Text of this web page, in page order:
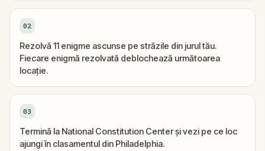
02
Rezolvă 11 enigme ascunse pe străzile din jurul tău.
Fiecare enigmă rezolvată deblochează următoarea
locație.
03
Termină la National Constitution Center și vezi pe ce loc
ajungi în clasamentul din Philadelphia.